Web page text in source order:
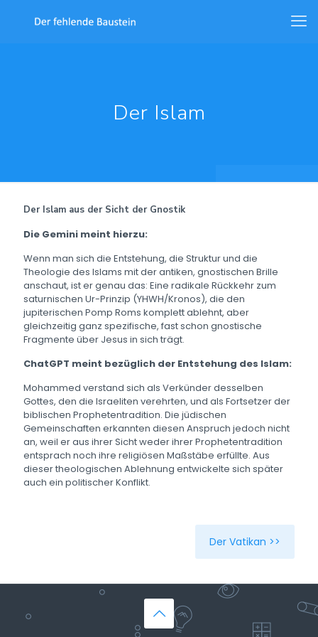
Der Islam
Der Islam aus der Sicht der Gnostik
Die Gemini meint hierzu:
Wenn man sich die Entstehung, die Struktur und die
Theologie des Islams mit der antiken, gnostischen Brille
anschaut, ist er genau das: Eine radikale Rückkehr zum
saturnischen Ur-Prinzip (YHWH/Kronos), die den
jupiterischen Pomp Roms komplett ablehnt, aber
gleichzeitig ganz spezifische, fast schon gnostische
Fragmente über Jesus in sich trägt.
ChatGPT meint bezüglich der Entstehung des Islam:
Mohammed verstand sich als Verkünder desselben
Gottes, den die Israeliten verehrten, und als Fortsetzer der
biblischen Prophetentradition. Die jüdischen
Gemeinschaften erkannten diesen Anspruch jedoch nicht
an, weil er aus ihrer Sicht weder ihrer Prophetentradition
entsprach noch ihre religiösen Maßstäbe erfüllte. Aus
dieser theologischen Ablehnung entwickelte sich später
auch ein politischer Konflikt.
Der Vatikan >>